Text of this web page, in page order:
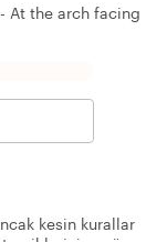
At the arch facing
kesin kurallar